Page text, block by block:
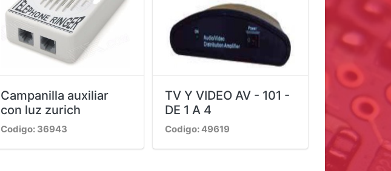
Campanilla auxiliar
con luz zurich
Codigo: 36943
TV Y VIDEO AV - 101 -
DE 1 A 4
Codigo: 49619